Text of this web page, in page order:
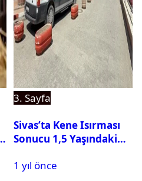
3. Sayfa
Sivas’ta Kene Isırması
Sonucu 1,5 Yaşındaki
Kaybetti
1 yıl önce